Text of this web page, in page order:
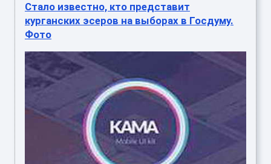
Стало известно, кто представит
курганских эсеров на выборах в Госдуму.
Фото